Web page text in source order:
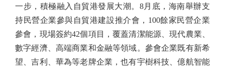
一步，積極融入自貿港發展大潮。8月底，海南舉辦支
持民營企業參與自貿港建設推介會，100餘家民營企業
參會，現場簽約42個項目，覆蓋清潔能源、現代農業、
數字經濟、高端商業和金融等領域。參會企業既有新希
望、吉利、華為等老牌企業，也有宇樹科技、億航智能